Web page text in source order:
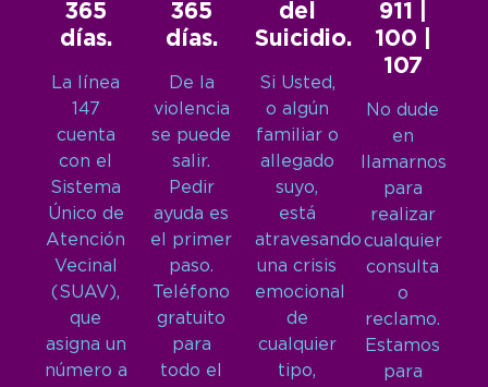
365
días.
La línea
147
cuenta
con el
Sistema
Único de
Atención
Vecinal
(SUAV),
que
asigna un
número a
365
días.
De la
violencia
se puede
salir.
Pedir
ayuda es
el primer
paso.
Teléfono
gratuito
para
todo el
del
Suicidio.
Si Usted,
o algún
familiar o
allegado
suyo,
está
atravesando
una crisis
emocional
de
cualquier
tipo,
911 |
100 |
107
No dude
en
llamarnos
para
realizar
cualquier
consulta
o
reclamo.
Estamos
para